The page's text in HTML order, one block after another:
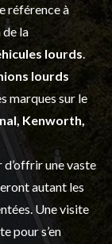
référence à
de la
lourds
lourds
marques sur le
Kenworth,
d’offrir une vaste
autant les
Une visite
pour s’en